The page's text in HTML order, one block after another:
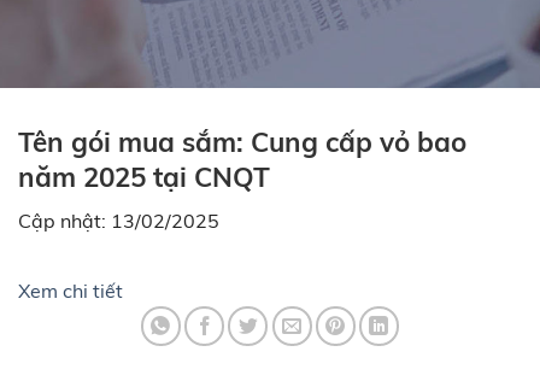
Tên gói mua sắm: Cung cấp vỏ bao
năm 2025 tại CNQT
Cập nhật: 13/02/2025
Xem chi tiết